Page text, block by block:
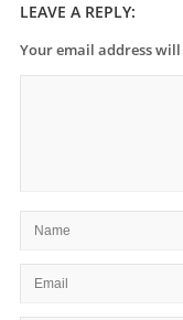
LEAVE A REPLY:
Your email address